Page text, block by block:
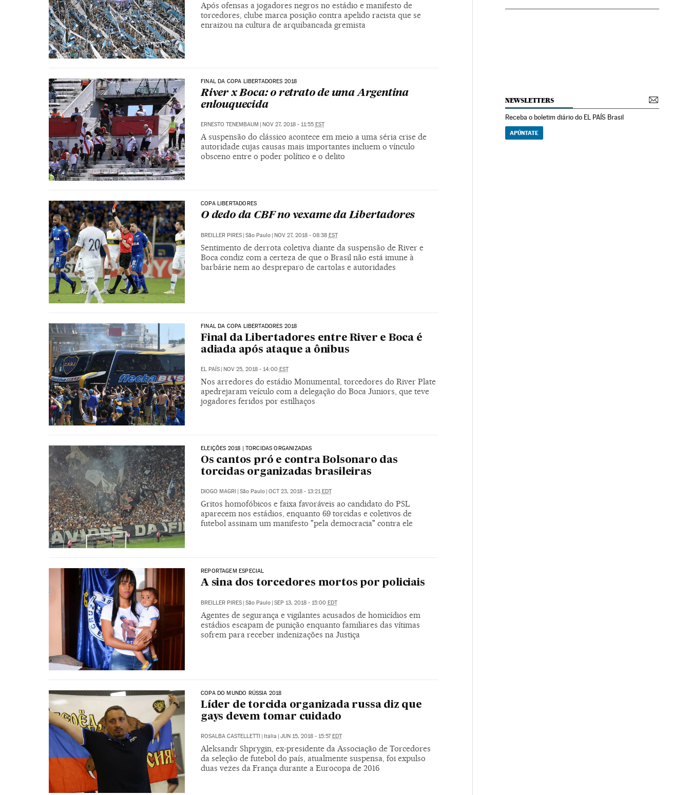
Após ofensas a jogadores negros no estádio e manifesto de
torcedores, clube marca posição contra apelido racista que se
enraizou na cultura de arquibancada gremista
FINAL DA COPA LIBERTADORES 2018
River x Boca: o retrato de uma Argentina
enlouquecida
ERNESTO TENEMBAUM | NOV 27, 2018 - 11:55 EST
A suspensão do clássico acontece em meio a uma séria crise de
autoridade cujas causas mais importantes incluem o vínculo
obsceno entre o poder político e o delito
COPA LIBERTADORES
O dedo da CBF no vexame da Libertadores
BREILLER PIRES São Paulo NOV 27, 2018 - 08:38 EST
Sentimento de derrota coletiva diante da suspensão de River e
Boca condiz com a certeza de que o Brasil não está imune à
barbárie nem ao despreparo de cartolas e autoridades
FINAL DA COPA LIBERTADORES 2018
Final da Libertadores entre River e Boca é
adiada após ataque a ônibus
EL PAÍS | NOV 25, 2018 - 14:00 EST
Nos arredores do estádio Monumental, torcedores do River Plate
apedrejaram veículo com a delegação do Boca Juniors, que teve
jogadores feridos por estilhaços
ELEIÇÕES 2018 | TORCIDAS ORGANIZADAS
Os cantos pró e contra Bolsonaro das
torcidas organizadas brasileiras
DIOGO MAGRI São Paulo OCT 23, 2018 - 13:21 EDT
Gritos homofóbicos e faixa favoráveis ao candidato do PSL
aparecem nos estádios, enquanto 69 torcidas e coletivos de
futebol assinam um manifesto "pela democracia" contra ele
REPORTAGEM ESPECIAL
A sina dos torcedores mortos por policiais
BREILLER PIRES | São Paulo | SEP 13, 2018 - 15:00 EDT
Agentes de segurança e vigilantes acusados de homicídios em
estádios escapam de punição enquanto familiares das vítimas
sofrem para receber indenizações na Justiça
COPA DO MUNDO RÚSSIA 2018
Líder de torcida organizada russa diz que
gays devem tomar cuidado
ROSALBA CASTELLETTI | Itália | JUN 15, 2018 - 15:57EDT
Aleksandr Shprygin, ex-presidente da Associação de Torcedores
da seleção de futebol do país, atualmente suspensa, foi expulso
duas vezes da França durante a Eurocopa de 2016
NEWSLETTERS
Receba o boletim diário do EL PAÍS Brasil
APÚNTATE